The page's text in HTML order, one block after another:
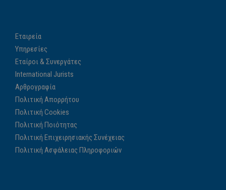
Εταιρεία
Υπηρεσίες
Εταίροι & Συνεργάτες
International Jurists
Αρθρογραφία
Πολιτική Απορρήτου
Πολιτική Cookies
Πολιτική Ποιότητας
Πολιτική Επιχειρησιακής Συνέχειας
Πολιτική Ασφάλειας Πληροφοριών